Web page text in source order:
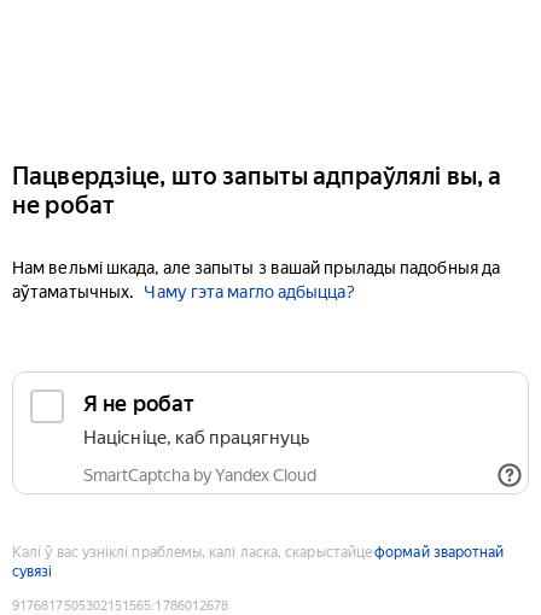
Пацвердзіце, што запыты адпраўлялі вы, а
не робат
Нам вельмі шкада, але запыты з вашай прылады падобныя да
аўтаматычных.
Чаму гэта магло адбыцца?
Я не робат
Націсніце, каб працягнуць
SmartCaptcha by Yandex Cloud
Калі ў вас узніклі праблемы, калі ласка, скарыстайцеформай зваротнай
сувязі
9176817505302151565:1786012678